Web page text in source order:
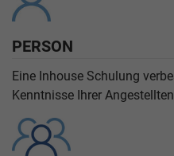
PERSON
Eine Inhouse Schulung
Kenntnisse Ihrer